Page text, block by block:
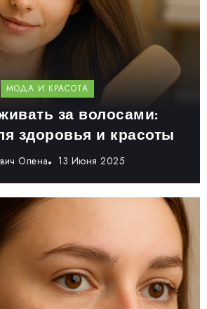
МОДА И КРАСОТА
за волосами:
здоровья и красоты
Олена 13 Июня 2025